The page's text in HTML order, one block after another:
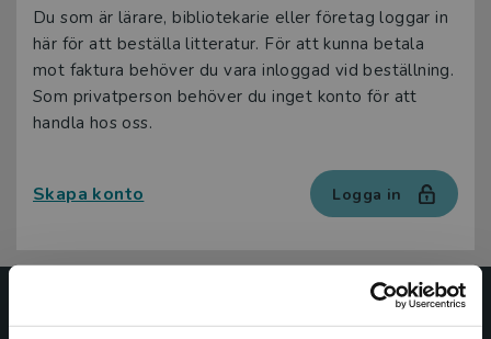
Du som är lärare, bibliotekarie eller företag loggar in
här för att beställa litteratur. För att kunna betala
mot faktura behöver du vara inloggad vid beställning.
Som privatperson behöver du inget konto för att
handla hos oss.
Skapa konto Logga in
Nypon och Vilja